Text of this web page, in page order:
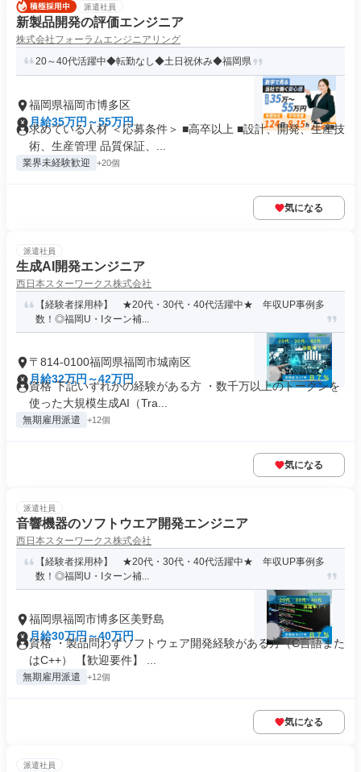
派遣社員
新製品開発の評価エンジニア
株式会社フォーラムエンジニアリング
20～40代活躍中◆転勤なし◆土日祝休み◆福岡県
福岡県福岡市博多区
月給35万円～55万円
求めている人材 ＜応募条件＞ ■高卒以上 ■設計、開発、生産技
術、生産管理 品質保証、...
業界未経験歓迎 +20個
気になる
派遣社員
生成AI開発エンジニア
西日本スターワークス株式会社
【経験者採用枠】 ★20代・30代・40代活躍中★ 年収UP事例多
数！◎福岡U・Iターン補...
〒814-0100福岡県福岡市城南区
月給32万円～42万円
資格 下記いずれかの経験がある方 ・数千万以上のトークンを
使った大規模生成AI（Tra...
無期雇用派遣 +12個
気になる
派遣社員
音響機器のソフトウエア開発エンジニア
西日本スターワークス株式会社
【経験者採用枠】 ★20代・30代・40代活躍中★ 年収UP事例多
数！◎福岡U・Iターン補...
福岡県福岡市博多区美野島
月給30万円～40万円
資格 ・製品問わずソフトウェア開発経験がある方（C言語また
はC++） 【歓迎要件】 ...
無期雇用派遣 +12個
気になる
派遣社員